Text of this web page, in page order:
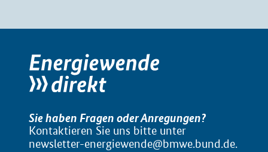
Sie haben Fragen oder Anregungen?
Kontaktieren Sie uns bitte unter
newsletter-energiewende@bmwe.bund.de.